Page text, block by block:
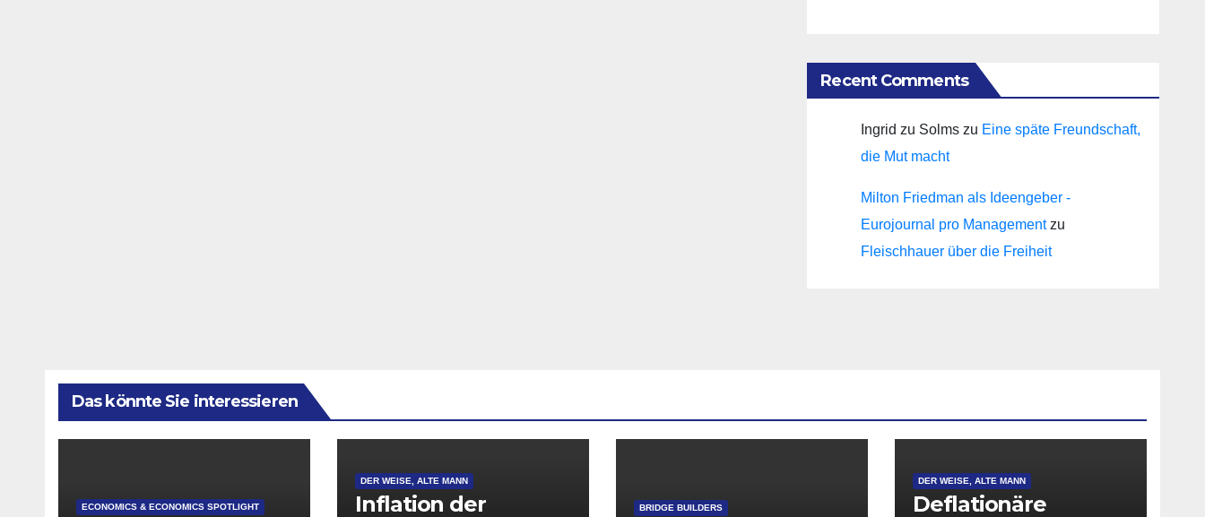
Recent Comments
Ingrid zu Solms zu Eine späte Freundschaft,
die Mut macht
Milton Friedman als Ideengeber -
Eurojournal pro Managementzu
Fleischhauer über die Freiheit
Das könnte Sie interessieren
ECONOMICS & ECONOMICS SPOTLIGHT
DER WEISE, ALTE MANN
Inflation der
BRIDGE BUILDERS
DER WEISE, ALTE MANN
Deflationäre